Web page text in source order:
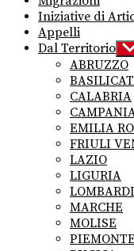
Iniziative di
Appelli
Dal Territorio
ABRUZZO
CALABRIA
EMILIA
FRIULI
LAZIO
LIGURIA
MARCHE
MOLISE
PIEMONTE